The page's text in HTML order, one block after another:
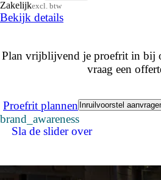
Zakelijkexcl. btw
Bekijk details
Plan vrijblijvend je proefrit in bij
vraag een
Proefrit plannen Inruilvoorstel
brand_awareness
Sla de slider over